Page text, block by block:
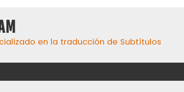
en la traducción de Subtítulos